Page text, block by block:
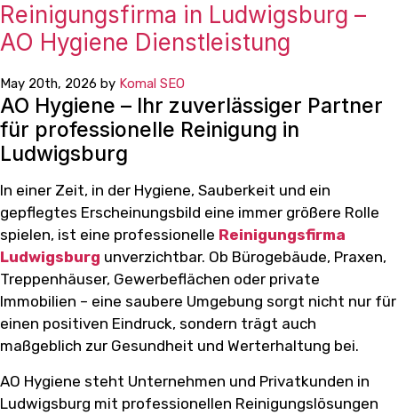
Reinigungsfirma in Ludwigsburg –
AO Hygiene Dienstleistung
May 20th, 2026 by Komal SEO
AO Hygiene – Ihr zuverlässiger Partner
für professionelle Reinigung in
Ludwigsburg
In einer Zeit, in der Hygiene, Sauberkeit und ein
gepflegtes Erscheinungsbild eine immer größere Rolle
spielen, ist eine professionelle Reinigungsfirma
Ludwigsburg unverzichtbar. Ob Bürogebäude, Praxen,
Treppenhäuser, Gewerbeflächen oder private
Immobilien – eine saubere Umgebung sorgt nicht nur für
einen positiven Eindruck, sondern trägt auch
maßgeblich zur Gesundheit und Werterhaltung bei.
AO Hygiene steht Unternehmen und Privatkunden in
Ludwigsburg mit professionellen Reinigungslösungen